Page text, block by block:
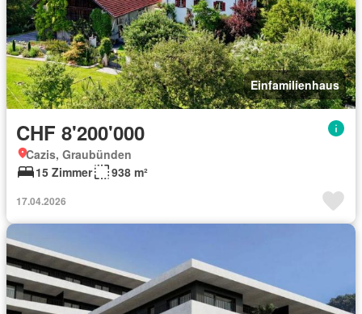
Einfamilienhaus
CHF 8'200'000
Cazis, Graubünden
15 Zimmer
938 m²
17.04.2026